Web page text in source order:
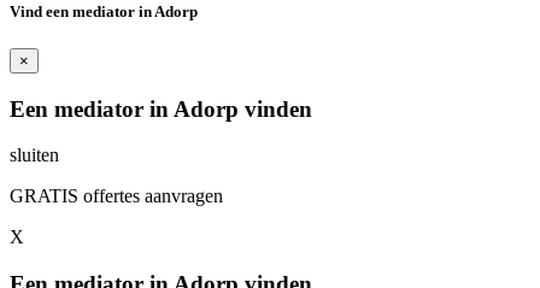
Vind een mediator in Adorp
×
Een mediator in Adorp vinden
sluiten
GRATIS offertes aanvragen
X